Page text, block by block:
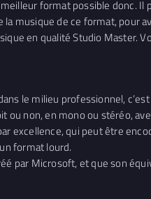
format possible donc.
musique de ce format, pour
en qualité Studio Master.
le milieu professionnel,
ou non, en mono ou stéréo,
excellence, qui peut être
format lourd.
par Microsoft, et que son